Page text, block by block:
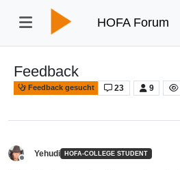
HOFA Forum
Feedback
Feedback gesucht 23 9
Yehudi HOFA-COLLEGE STUDENT